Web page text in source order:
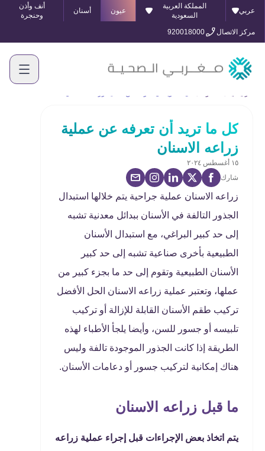
عربي
المملكة العربية
السعودية
عيون أسنان
أنف وأذن
وحنجرة
مركز الاتصال
920018000
كل ما تريد أن تعرفه عن عملية
زراعه الاسنان
١٥ أغسطس ٢٠٢٤
شارك
زراعه الاسنان عملية جراحية يتم خلالها استبدال
الجذور التالفة في الأسنان ببدائل معدنية تشبه
إلى حد كبير البراغي، مع استبدال الأسنان
الطبيعية بأخرى صناعية تشبه إلى حد كبير
الأسنان الطبيعية وتقوم إلى حد ما بجزء كبير من
عملها، وتعتبر عملية زراعه الاسنان الحل الأفضل
تركيب طقم الأسنان القابلة للإزالة أو تركيب
تلبيسه أو جسور للسن، وأيضا يلجأ الأطباء لهذه
الطريقة إذا كانت الجذور الموجودة تالفة وليس
هناك إمكانية لتركيب جسور أو دعامات الأسنان.
ما قبل زراعه الاسنان
يتم اتخاذ بعض الإجراءات قبل إجراء عملية زراعه